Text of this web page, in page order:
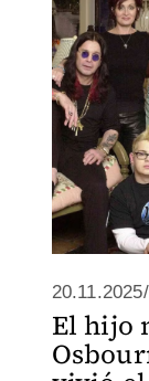
20.11.2025/
El hijo